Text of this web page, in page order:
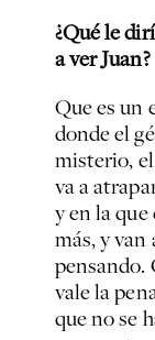
¿Qué le
a ver Juan?
Que es un
donde el
misterio,
va a
y en la que
más, y
pensando.
vale la
que no se